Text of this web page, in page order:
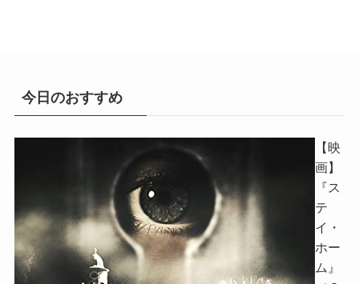
今日のおすすめ
【映
画】
『ス
テ
イ・
ホー
ム』